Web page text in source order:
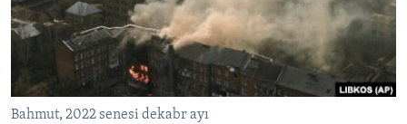
FİKİR
Українською
Bahmut, 2022 senesi dekabr ayı